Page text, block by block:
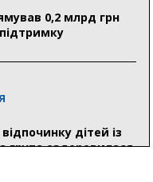
0,2 млрд грн
дітей із
оздоровилася